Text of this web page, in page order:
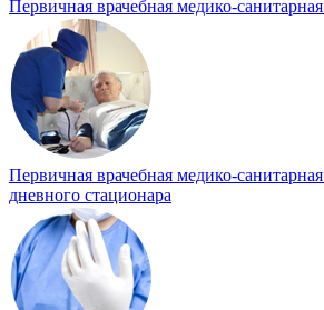
Первичная врачебная медико-
Первичная врачебная медико-
дневного стационара